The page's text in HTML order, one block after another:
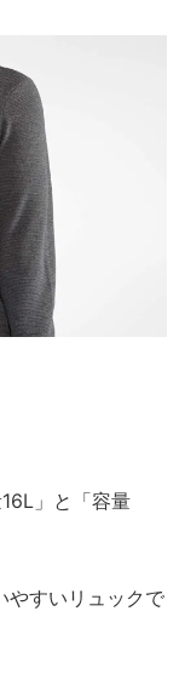
」と「容量
やすいリュックで